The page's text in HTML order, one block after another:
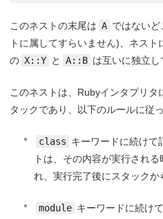
このネストの末尾は A ではない
トに属してすらいません)、ネスト
の X::Y と A::B は互いに独立し
このネストは、Rubyインタプリタ
タックであり、以下のルールに従
class キーワードに続けて
トは、その内容が実行され
れ、実行完了後にスタックか
module キーワードに続け